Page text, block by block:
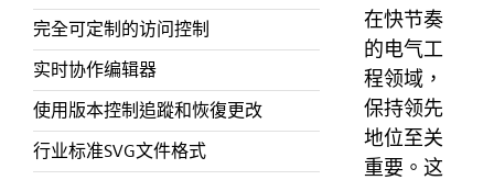
完全可定制的访问控制
实时协作编辑器
使用版本控制追蹤和恢復更改
行业标准SVG文件格式
在快节奏
的电气工
程领域，
保持领先
地位至关
重要。这